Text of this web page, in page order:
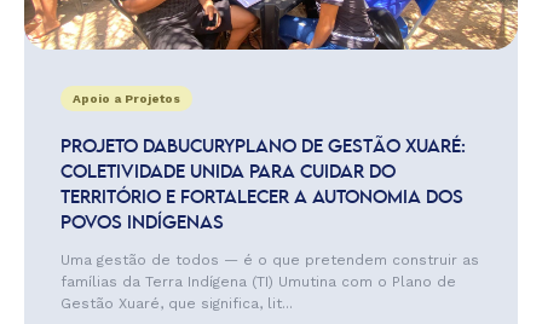
Apoio a Projetos
PROJETO DABUCURYPLANO DE GESTÃO XUARÉ:
COLETIVIDADE UNIDA PARA CUIDAR DO
TERRITÓRIO E FORTALECER A AUTONOMIA DOS
POVOS INDÍGENAS
Uma gestão de todos — é o que pretendem construir as
famílias da Terra Indígena (TI) Umutina com o Plano de
Gestão Xuaré, que significa, lit...